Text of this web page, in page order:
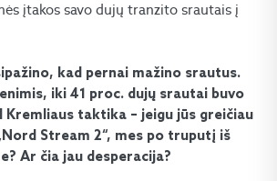
įtakos savo dujų tranzito srautais į
kad pernai mažino srautus.
iki 41 proc. dujų srautai buvo
Kremliaus taktika – jeigu jūs greičiau
Stream 2“, mes po truputį iš
Ar čia jau desperacija?